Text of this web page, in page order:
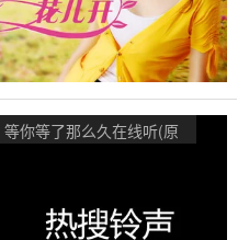
等你等了那么久在线听(原